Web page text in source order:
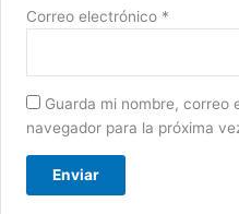
Correo electrónico *
Guarda mi nombre, correo
navegador para la próxima